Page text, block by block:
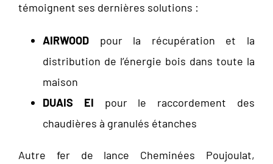
témoignent ses dernières solutions :
AIRWOODpour la récupération et la
distribution de l’énergie bois dans toute la
maison
DUAIS EI pour le raccordement des
chaudières à granulés étanches
Autre fer de lance Cheminées Poujoulat,